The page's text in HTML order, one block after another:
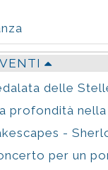
delle
profondità
-
per un